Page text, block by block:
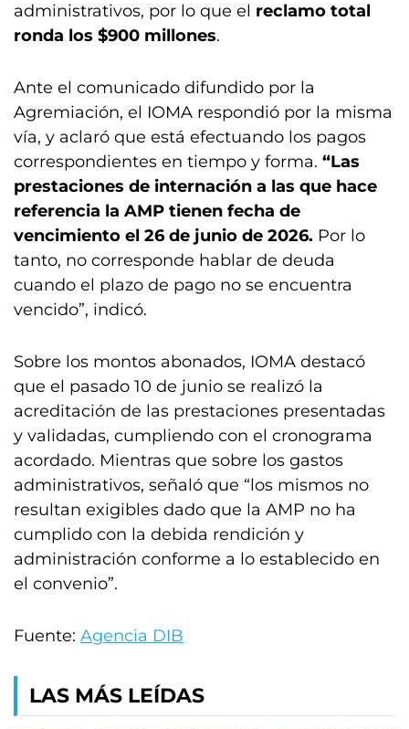
administrativos, por lo que el reclamo total
ronda los $900 millones.
Ante el comunicado difundido por la
Agremiación, el IOMA respondió por la misma
vía, y aclaró que está efectuando los pagos
correspondientes en tiempo y forma. “Las
prestaciones de internación a las que hace
referencia la AMP tienen fecha de
vencimiento el 26 de junio de 2026. Por lo
tanto, no corresponde hablar de deuda
cuando el plazo de pago no se encuentra
vencido”, indicó.
Sobre los montos abonados, IOMA destacó
que el pasado 10 de junio se realizó la
acreditación de las prestaciones presentadas
y validadas, cumpliendo con el cronograma
acordado. Mientras que sobre los gastos
administrativos, señaló que “los mismos no
resultan exigibles dado que la AMP no ha
cumplido con la debida rendición y
administración conforme a lo establecido en
el convenio”.
Fuente: Agencia DIB
LAS MÁS LEÍDAS